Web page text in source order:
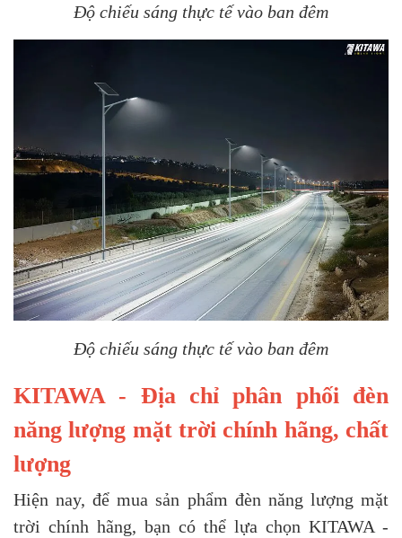
Độ chiếu sáng thực tế vào ban đêm
Độ chiếu sáng thực tế vào ban đêm
KITAWA - Địa chỉ phân phối đèn
năng lượng mặt trời chính hãng, chất
lượng
Hiện nay, để mua sản phẩm đèn năng lượng mặt
trời chính hãng, bạn có thể lựa chọn KITAWA -